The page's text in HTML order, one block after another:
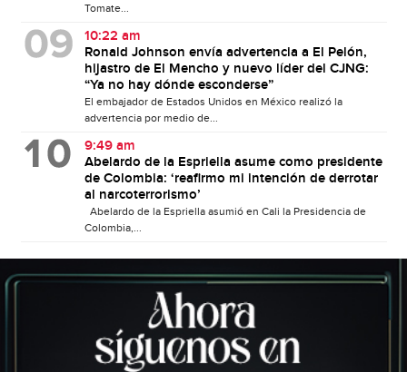
Tomate...
10:22 am
Ronald Johnson envía advertencia a El Pelón,
hijastro de El Mencho y nuevo líder del CJNG:
“Ya no hay dónde esconderse”
El embajador de Estados Unidos en México realizó la
advertencia por medio de...
9:49 am
Abelardo de la Espriella asume como presidente
de Colombia: ‘reafirmo mi intención de derrotar
al narcoterrorismo’
Abelardo de la Espriella asumió en Cali la Presidencia de
Colombia,...